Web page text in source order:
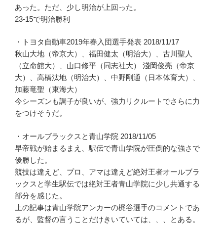
あった。ただ、少し明治が上回った。
23-15で明治勝利
・トヨタ自動車2019年春入団選手発表 2018/11/17
秋山大地（帝京大）、福田健太（明治大）、古川聖人
（立命館大）、山口修平（同志社大） 淺岡俊亮（帝京
大）、高橋汰地（明治大）、中野剛通（日本体育大）、
加藤竜聖（東海大）
今シーズンも調子が良いが、強力リクルートでさらに力
をつけそうだ。
・オールブラックスと青山学院 2018/11/05
早帝戦が始まるまえ、駅伝で青山学院が圧倒的な強さで
優勝した。
競技は違えど、プロ、アマは違えど絶対王者オールブラ
ックスと学生駅伝では絶対王者青山学院に少し共通する
部分を感じた。
上の記事は青山学院アンカーの梶谷選手のコメントであ
るが、監督の言うことだけきいていては、、、とある。